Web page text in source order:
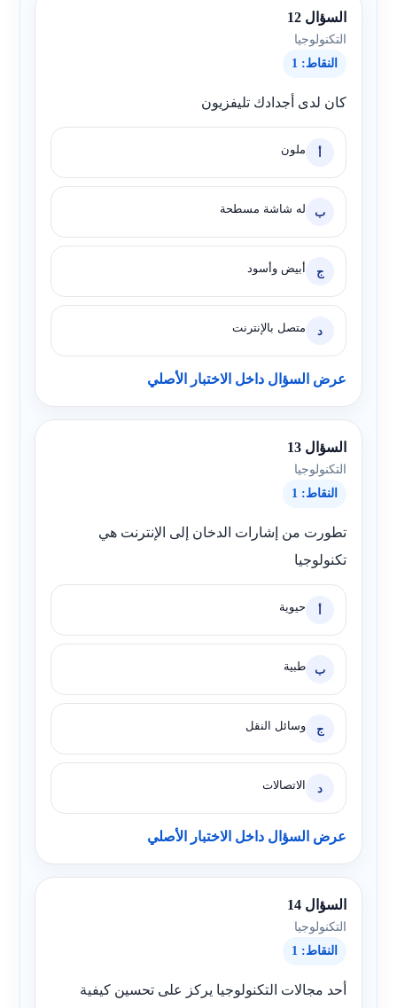
السؤال 12
التكنولوجيا
النقاط: 1
كان لدى أجدادك تليفزيون
أ ملون
ب له شاشة مسطحة
ج أبيض وأسود
د متصل بالإنترنت
عرض السؤال داخل الاختبار الأصلي
السؤال 13
التكنولوجيا
النقاط: 1
تطورت من إشارات الدخان إلى الإنترنت هي
تكنولوجيا
أ حيوية
ب طبية
ج وسائل النقل
د الاتصالات
عرض السؤال داخل الاختبار الأصلي
السؤال 14
التكنولوجيا
النقاط: 1
أحد مجالات التكنولوجيا يركز على تحسين كيفية